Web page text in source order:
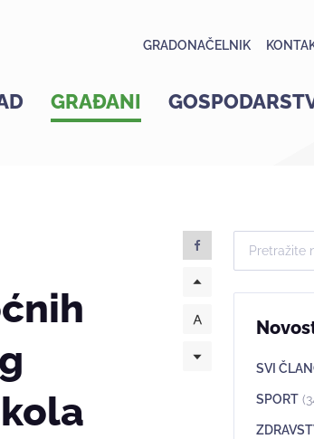
GRADONAČELNIK
GRAĐANI
SVI
SPORT